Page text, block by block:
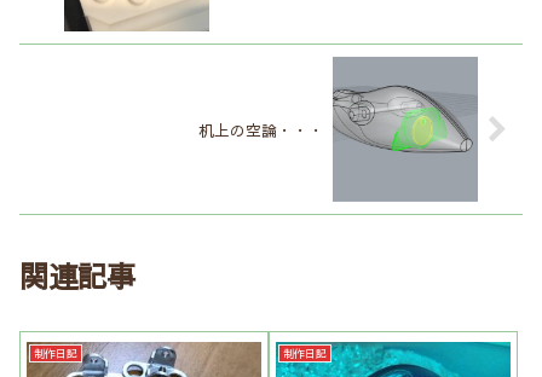
机上の空論・・・
関連記事
制作日記 制作日記